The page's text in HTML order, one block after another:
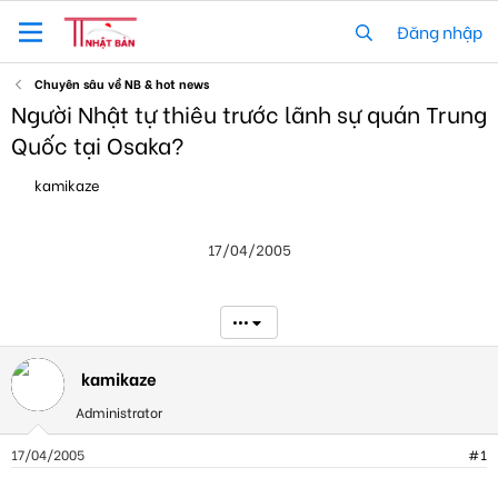
Đăng nhập
Chuyên sâu về NB & hot news
Người Nhật tự thiêu trước lãnh sự quán Trung
Quốc tại Osaka?
h
r
t
r
kamikaze
17/04/2005
•••
kamikaze
Administrator
17/04/2005 #1